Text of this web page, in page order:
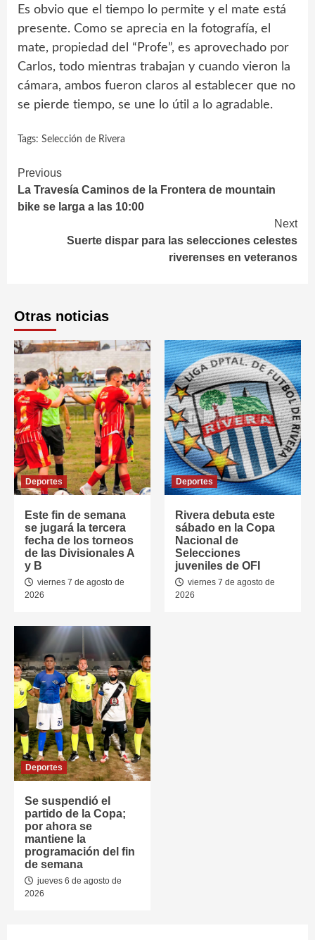
Es obvio que el tiempo lo permite y el mate está
presente. Como se aprecia en la fotografía, el
mate, propiedad del “Profe”, es aprovechado por
Carlos, todo mientras trabajan y cuando vieron la
cámara, ambos fueron claros al establecer que no
se pierde tiempo, se une lo útil a lo agradable.
Tags: Selección de Rivera
Continue
Reading
Previous
La Travesía Caminos de la Frontera de mountain
bike se larga a las 10:00
Next
Suerte dispar para las selecciones celestes
riverenses en veteranos
Otras noticias
Deportes
Este fin de semana
se jugará la tercera
fecha de los torneos
de las Divisionales A
y B
viernes 7 de agosto de
2026
Deportes
Rivera debuta este
sábado en la Copa
Nacional de
Selecciones
juveniles de OFI
viernes 7 de agosto de
2026
Deportes
Se suspendió el
partido de la Copa;
por ahora se
mantiene la
programación del fin
de semana
jueves 6 de agosto de
2026